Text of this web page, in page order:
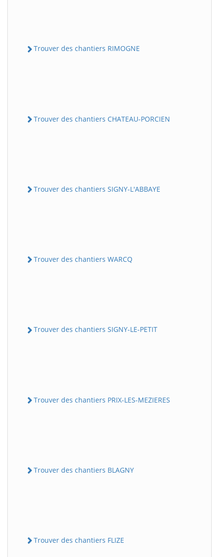
Trouver des chantiers RIMOGNE
Trouver des chantiers CHATEAU-PORCIEN
Trouver des chantiers SIGNY-L'ABBAYE
Trouver des chantiers WARCQ
Trouver des chantiers SIGNY-LE-PETIT
Trouver des chantiers PRIX-LES-MEZIERES
Trouver des chantiers BLAGNY
Trouver des chantiers FLIZE